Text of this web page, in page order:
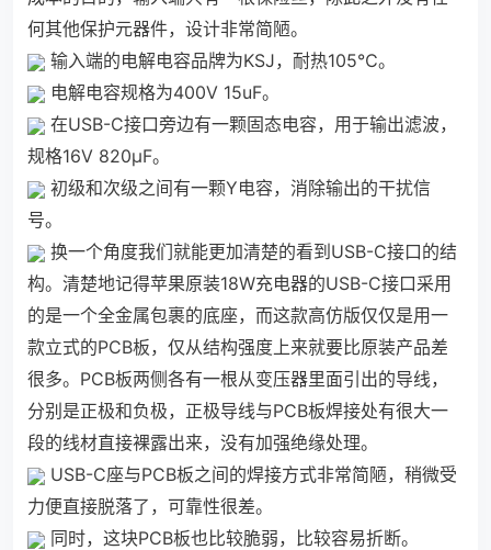
何其他保护元器件，设计非常简陋。
输入端的电解电容品牌为KSJ，耐热105℃。
电解电容规格为400V 15uF。
在USB-C接口旁边有一颗固态电容，用于输出滤波，
规格16V 820μF。
初级和次级之间有一颗Y电容，消除输出的干扰信
号。
换一个角度我们就能更加清楚的看到USB-C接口的结
构。清楚地记得苹果原装18W充电器的USB-C接口采用
的是一个全金属包裹的底座，而这款高仿版仅仅是用一
款立式的PCB板，仅从结构强度上来就要比原装产品差
很多。PCB板两侧各有一根从变压器里面引出的导线，
分别是正极和负极，正极导线与PCB板焊接处有很大一
段的线材直接裸露出来，没有加强绝缘处理。
USB-C座与PCB板之间的焊接方式非常简陋，稍微受
力便直接脱落了，可靠性很差。
同时，这块PCB板也比较脆弱，比较容易折断。